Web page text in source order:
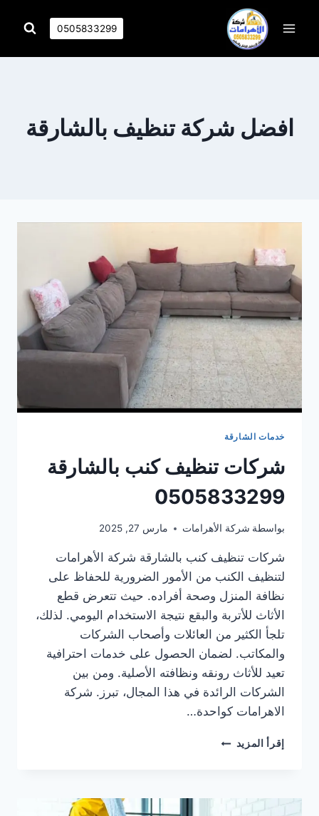
0505833299
افضل شركة تنظيف بالشارقة
خدمات الشارقة
شركات تنظيف كنب بالشارقة
0505833299
بواسطة شركة الأهرامات مارس 27, 2025
شركات تنظيف كنب بالشارقة شركة الأهرامات
لتنظيف الكنب من الأمور الضرورية للحفاظ على
نظافة المنزل وصحة أفراده. حيث تتعرض قطع
الأثاث للأتربة والبقع نتيجة الاستخدام اليومي. لذلك،
تلجأ الكثير من العائلات وأصحاب الشركات
والمكاتب. لضمان الحصول على خدمات احترافية
تعيد للأثاث رونقه ونظافته الأصلية. ومن بين
الشركات الرائدة في هذا المجال، تبرز. شركة
الاهرامات كواحدة…
إقرأ المزيد شركات
0505833299